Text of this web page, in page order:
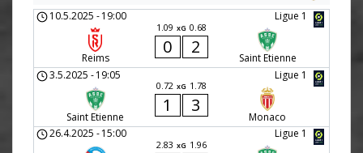
Ligue 1
10.5.2025 -19:00
Reims
1.09 xG 0.68
0 2
Saint Etienne
Ligue 1
3.5.2025 -19:05
Saint Etienne
0.72 xG 1.78
1 3
Monaco
Ligue 1
26.4.2025 -15:00
2.83 xG 1.96